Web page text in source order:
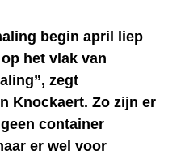
begin april liep
het vlak van
zegt
Knockaert. Zo zijn er
container
er wel voor